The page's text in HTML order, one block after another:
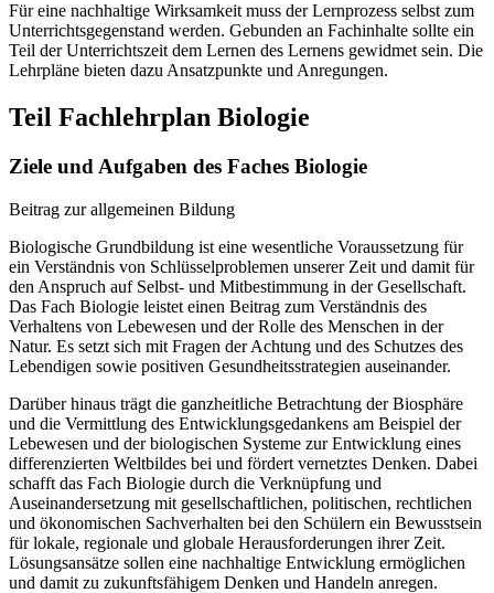
Für eine nachhaltige Wirksamkeit muss der Lernprozess selbst zum
Unterrichtsgegenstand werden. Gebunden an Fachinhalte sollte ein
Teil der Unterrichtszeit dem Lernen des Lernens gewidmet sein. Die
Lehrpläne bieten dazu Ansatzpunkte und Anregungen.
Teil Fachlehrplan Biologie
Ziele und Aufgaben des Faches Biologie
Beitrag zur allgemeinen Bildung
Biologische Grundbildung ist eine wesentliche Voraussetzung für
ein Verständnis von Schlüsselproblemen unserer Zeit und damit für
den Anspruch auf Selbst- und Mitbestimmung in der Gesellschaft.
Das Fach Biologie leistet einen Beitrag zum Verständnis des
Verhaltens von Lebewesen und der Rolle des Menschen in der
Natur. Es setzt sich mit Fragen der Achtung und des Schutzes des
Lebendigen sowie positiven Gesundheitsstrategien auseinander.
Darüber hinaus trägt die ganzheitliche Betrachtung der Biosphäre
und die Vermittlung des Entwicklungsgedankens am Beispiel der
Lebewesen und der biologischen Systeme zur Entwicklung eines
differenzierten Weltbildes bei und fördert vernetztes Denken. Dabei
schafft das Fach Biologie durch die Verknüpfung und
Auseinandersetzung mit gesellschaftlichen, politischen, rechtlichen
und ökonomischen Sachverhalten bei den Schülern ein Bewusstsein
für lokale, regionale und globale Herausforderungen ihrer Zeit.
Lösungsansätze sollen eine nachhaltige Entwicklung ermöglichen
und damit zu zukunftsfähigem Denken und Handeln anregen.